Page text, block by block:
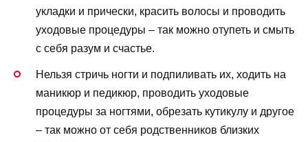
укладки и прически, красить волосы и проводить
уходовые процедуры – так можно отупеть и смыть
с себя разум и счастье.
Нельзя стричь ногти и подпиливать их, ходить на
маникюр и педикюр, проводить уходовые
процедуры за ногтями, обрезать кутикулу и другое
– так можно от себя родственников близких